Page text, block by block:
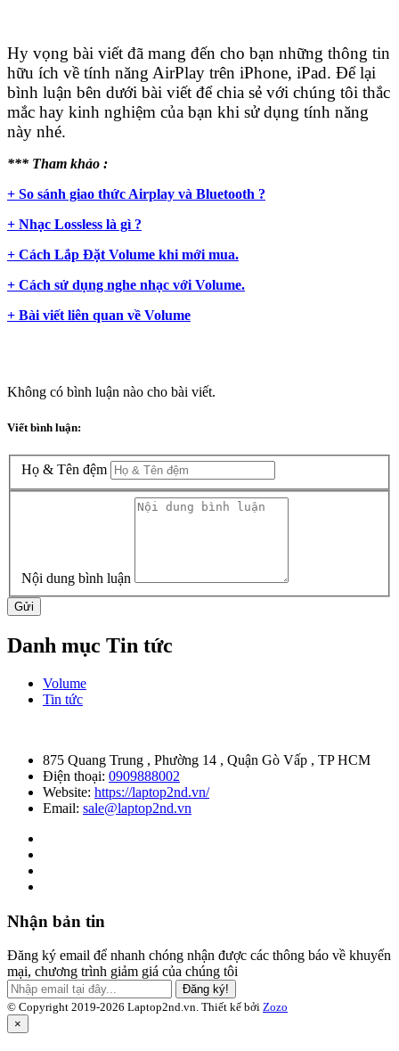
Hy vọng bài viết đã mang đến cho bạn những thông tin
hữu ích về tính năng AirPlay trên iPhone, iPad. Để lại
bình luận bên dưới bài viết để chia sẻ với chúng tôi thắc
mắc hay kinh nghiệm của bạn khi sử dụng tính năng
này nhé.
*** Tham khảo :
+ So sánh giao thức Airplay và Bluetooth ?
+ Nhạc Lossless là gì ?
+ Cách Lắp Đặt Volume khi mới mua.
+ Cách sử dụng nghe nhạc với Volume.
+ Bài viết liên quan về Volume
Không có bình luận nào cho bài viết.
Viết bình luận:
Họ & Tên đệm
Nội dung bình luận
Gửi
Danh mục Tin tức
Volume
Tin tức
875 Quang Trung , Phường 14 , Quận Gò Vấp , TP HCM
Điện thoại: 0909888002
Website: https://laptop2nd.vn/
Email: sale@laptop2nd.vn
Nhận bản tin
Đăng ký email để nhanh chóng nhận được các thông báo về khuyến
mại, chương trình giảm giá của chúng tôi
Đăng ký!
© Copyright 2019-2026 Laptop2nd.vn. Thiết kế bởi Zozo
×